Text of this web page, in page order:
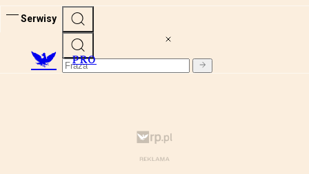
Serwisy
PRO